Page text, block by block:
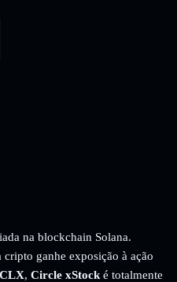
na blockchain Solana.
ganhe exposição à ação
, Circle xStock é totalmente